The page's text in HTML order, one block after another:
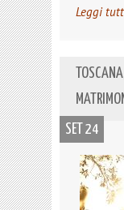
Leggi
SET 24